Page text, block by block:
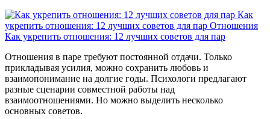
Как
укрепить отношения: 12 лучших советов для пар Отношения
Как укрепить отношения: 12 лучших советов для пар
Отношения в паре требуют постоянной отдачи. Только
прикладывая усилия, можно сохранить любовь и
взаимопонимание на долгие годы. Психологи предлагают
разные сценарии совместной работы над
взаимоотношениями. Но можно выделить несколько
основных советов.